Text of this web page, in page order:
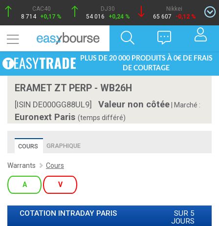
CAC40
8 714 +0,17 %
DJ30
54 016
+0,24 %
Nikkei
65 607
-0,12 %
PLUS DE 20 000 PRODUITS À 0€ DE FRAIS
DE COURTAGE
ERAMET ZT PERP - WB26H
[ISIN DE000GG88UL9] Valeur non côtée Marché :
Euronext Paris (temps différé)
COURS GRAPHIQUE
Warrants Cours
A V
COTATION INTRADAY PARIS
SUR 5
JOURS